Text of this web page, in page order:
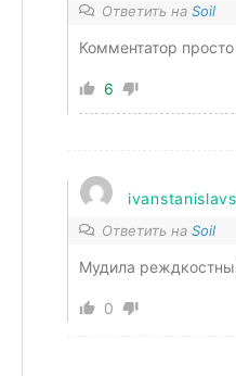
Ответить на Soil
Комментатор
6
Ответить на Soil
Мудила
0